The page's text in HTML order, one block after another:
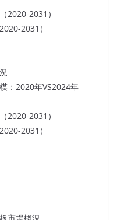
2020-2031）
2031）
：2020年VS2024年
2020-2031）
2031）